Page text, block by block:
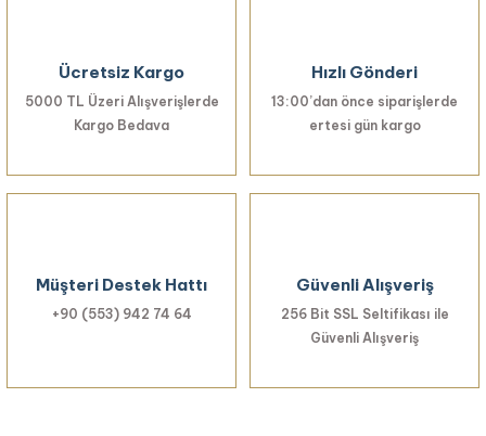
Ürün fiyatı diğer sitelerden daha pahalı.
Bu ürüne benzer farklı alternatifler olmalı.
Ücretsiz Kargo
5000 TL Üzeri Alışverişlerde
Kargo Bedava
Hızlı Gönderi
13:00’dan önce siparişlerde
ertesi gün kargo
Müşteri Destek Hattı
+90 (553) 942 74 64
Güvenli Alışveriş
256 Bit SSL Seltifikası ile
Güvenli Alışveriş